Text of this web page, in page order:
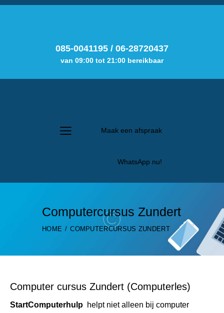
085-0041195 / 06-28720437
van 09:00 tot 21:00 bereikbaar
Maak een afspraak
WhatsApp nu!
Computercursus Zundert
HOME COMPUTERCURSUS ZUNDERT
Computer cursus Zundert (Computerles)
StartComputerhulp helpt niet alleen bij computer